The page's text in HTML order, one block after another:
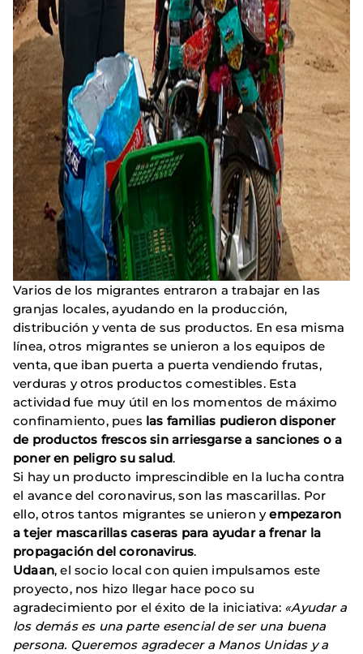
Varios de los migrantes entraron a trabajar en las
granjas locales, ayudando en la producción,
distribución y venta de sus productos. En esa misma
línea, otros migrantes se unieron a los equipos de
venta, que iban puerta a puerta vendiendo frutas,
verduras y otros productos comestibles. Esta
actividad fue muy útil en los momentos de máximo
confinamiento, pues las familias pudieron disponer
de productos frescos sin arriesgarse a sanciones o a
poner en peligro su salud.
Si hay un producto imprescindible en la lucha contra
el avance del coronavirus, son las mascarillas. Por
ello, otros tantos migrantes se unieron yempezaron
a tejer mascarillas caseras para ayudar a frenar la
propagación del coronavirus.
Udaan, el socio local con quien impulsamos este
proyecto, nos hizo llegar hace poco su
agradecimiento por el éxito de la iniciativa: «Ayudar a
los demás es una parte esencial de ser una buena
persona. Queremos agradecer a Manos Unidas y a